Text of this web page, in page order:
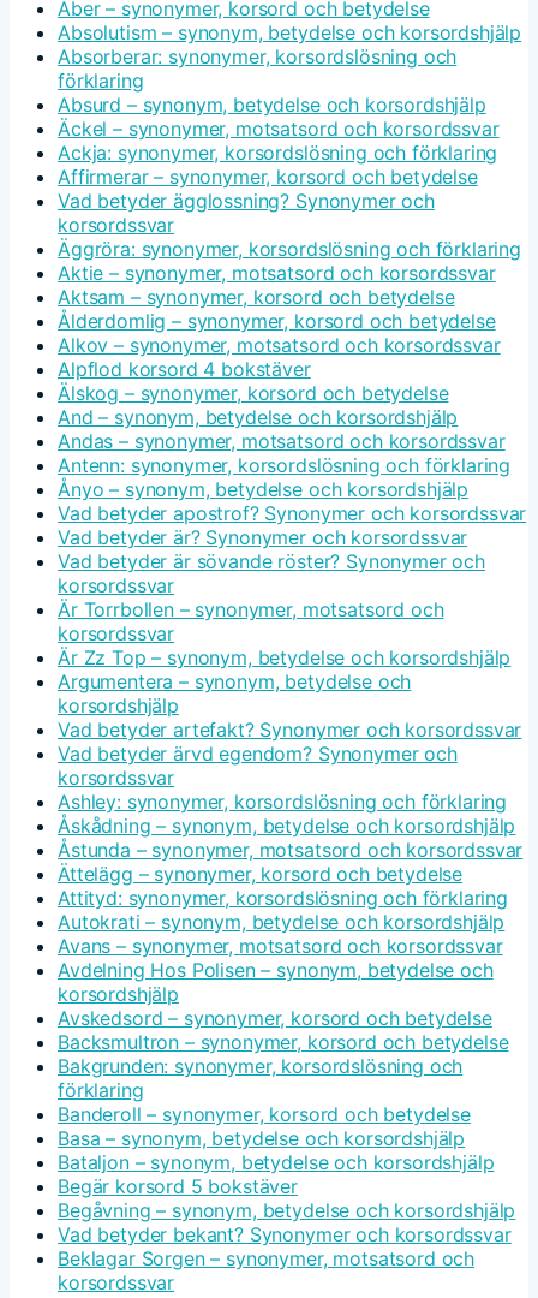
Aber – synonymer, korsord och betydelse
Absolutism – synonym, betydelse och korsordshjälp
Absorberar: synonymer, korsordslösning och
förklaring
Absurd – synonym, betydelse och korsordshjälp
Äckel – synonymer, motsatsord och korsordssvar
Ackja: synonymer, korsordslösning och förklaring
Affirmerar – synonymer, korsord och betydelse
Vad betyder ägglossning? Synonymer och
korsordssvar
Äggröra: synonymer, korsordslösning och förklaring
Aktie – synonymer, motsatsord och korsordssvar
Aktsam – synonymer, korsord och betydelse
Ålderdomlig – synonymer, korsord och betydelse
Alkov – synonymer, motsatsord och korsordssvar
Alpflod korsord 4 bokstäver
Älskog – synonymer, korsord och betydelse
And – synonym, betydelse och korsordshjälp
Andas – synonymer, motsatsord och korsordssvar
Antenn: synonymer, korsordslösning och förklaring
Ånyo – synonym, betydelse och korsordshjälp
Vad betyder apostrof? Synonymer och korsordssvar
Vad betyder är? Synonymer och korsordssvar
Vad betyder är sövande röster? Synonymer och
korsordssvar
Är Torrbollen – synonymer, motsatsord och
korsordssvar
Är Zz Top – synonym, betydelse och korsordshjälp
Argumentera – synonym, betydelse och
korsordshjälp
Vad betyder artefakt? Synonymer och korsordssvar
Vad betyder ärvd egendom? Synonymer och
korsordssvar
Ashley: synonymer, korsordslösning och förklaring
Åskådning – synonym, betydelse och korsordshjälp
Åstunda – synonymer, motsatsord och korsordssvar
Ättelägg – synonymer, korsord och betydelse
Attityd: synonymer, korsordslösning och förklaring
Autokrati – synonym, betydelse och korsordshjälp
Avans – synonymer, motsatsord och korsordssvar
Avdelning Hos Polisen – synonym, betydelse och
korsordshjälp
Avskedsord – synonymer, korsord och betydelse
Backsmultron – synonymer, korsord och betydelse
Bakgrunden: synonymer, korsordslösning och
förklaring
Banderoll – synonymer, korsord och betydelse
Basa – synonym, betydelse och korsordshjälp
Bataljon – synonym, betydelse och korsordshjälp
Begär korsord 5 bokstäver
Begåvning – synonym, betydelse och korsordshjälp
Vad betyder bekant? Synonymer och korsordssvar
Beklagar Sorgen – synonymer, motsatsord och
korsordssvar